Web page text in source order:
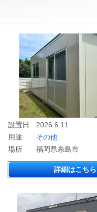
設置日
2026.6.11
用途
その他
場所
福岡県糸島市
詳細はこちら